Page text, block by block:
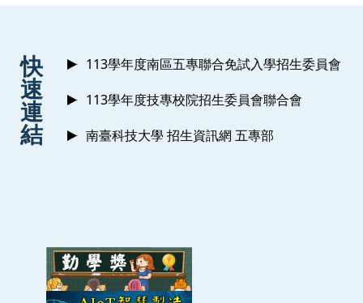
快
速
連
結
113學年度南區五專聯合免試入學招生委員會
113學年度技專校院招生委員會聯合會
南臺科技大學 招生資訊網 五專部